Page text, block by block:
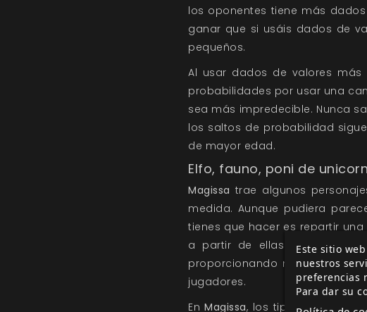
los oponentes tiene más
ganar que si usáis dados de
pequeños.
Al usar dados de valores
probabilidades por usar una
sea más impredecible. Nunca
los saltos de probabilidad
de mayor edad.
Elfo, fauno, poni de
Magissa trae algunos
medida. Aunque pudiera
tienes que hacer es repartir
a partir de ellas. Al igual
proporcionando más o
jugadores.
EnMagissa, los tipos de
Este sitio
nuestros
preferencias
Para dar su